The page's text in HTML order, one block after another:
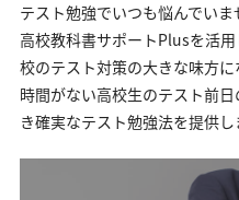
テスト勉強でいつも悩んでいま
高校教科書サポートPlusを活
校のテスト対策の大きな味方に
時間がない高校生のテスト前
き確実なテスト勉強法を提供し